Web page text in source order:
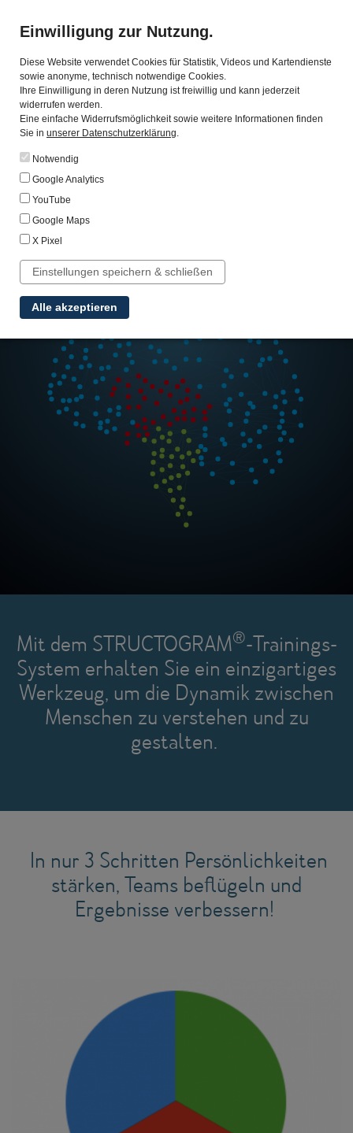
MENSCHEN VERBINDEN,
ERFOLG STEIGERN
Neuro-Science basierte Seminare &
Trainings für nachhaltige Verbesserungen
in Führung, Verkauf und Teamarbeit
Mit dem STRUCTOGRAM®-Trainings-
System erhalten Sie ein einzigartiges
Werkzeug, um die Dynamik zwischen
Menschen zu verstehen und zu
gestalten.
In nur 3 Schritten Persönlichkeiten
stärken, Teams beflügeln und
Ergebnisse verbessern!
Einwilligung zur Nutzung.
Diese Website verwendet Cookies für Statistik, Videos und Kartendienste
sowie anonyme, technisch notwendige Cookies.
Ihre Einwilligung in deren Nutzung ist freiwillig und kann jederzeit
widerrufen werden.
Eine einfache Widerrufsmöglichkeit sowie weitere Informationen finden
Sie in unserer Datenschutzerklärung.
Notwendig
Google Analytics
YouTube
Google Maps
X Pixel
Einstellungen speichern & schließen
Alle akzeptieren